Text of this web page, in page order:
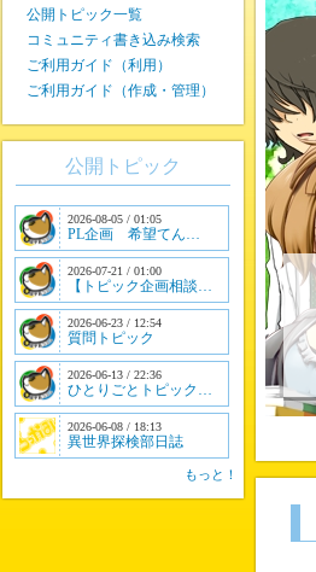
公開トピック一覧
コミュニティ書き込み検索
ご利用ガイド（利用）
ご利用ガイド（作成・管理）
公開トピック
2026-08-05 / 01:05
PL企画 希望てん…
2026-07-21 / 01:00
【トピック企画相談…
2026-06-23 / 12:54
質問トピック
2026-06-13 / 22:36
ひとりごとトピック…
2026-06-08 / 18:13
異世界探検部日誌
もっと！